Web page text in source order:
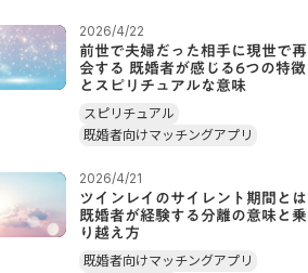
2026/4/22
前世で夫婦だった相手に現世で再
会する 既婚者が感じる6つの特徴
とスピリチュアルな意味
スピリチュアル
既婚者向けマッチングアプリ
2026/4/21
ツインレイのサイレント期間とは
既婚者が経験する分離の意味と乗
り越え方
既婚者向けマッチングアプリ